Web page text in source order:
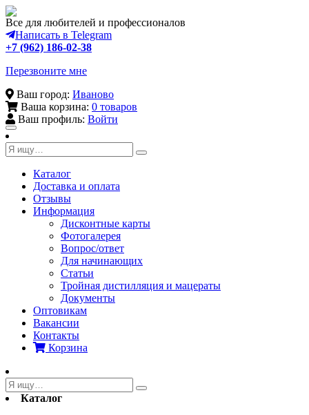
Все для любителей и профессионалов
Написать в Telegram
+7 (962) 186-02-38
Перезвоните мне
Ваш город: Иваново
Ваша корзина: 0 товаров
Ваш профиль: Войти
Toggle
navigation
Каталог
Доставка и оплата
Отзывы
Информация
Дисконтные карты
Фотогалерея
Вопрос/ответ
Для начинающих
Статьи
Тройная дистилляция и мацераты
Документы
Оптовикам
Вакансии
Контакты
Корзина
Каталог